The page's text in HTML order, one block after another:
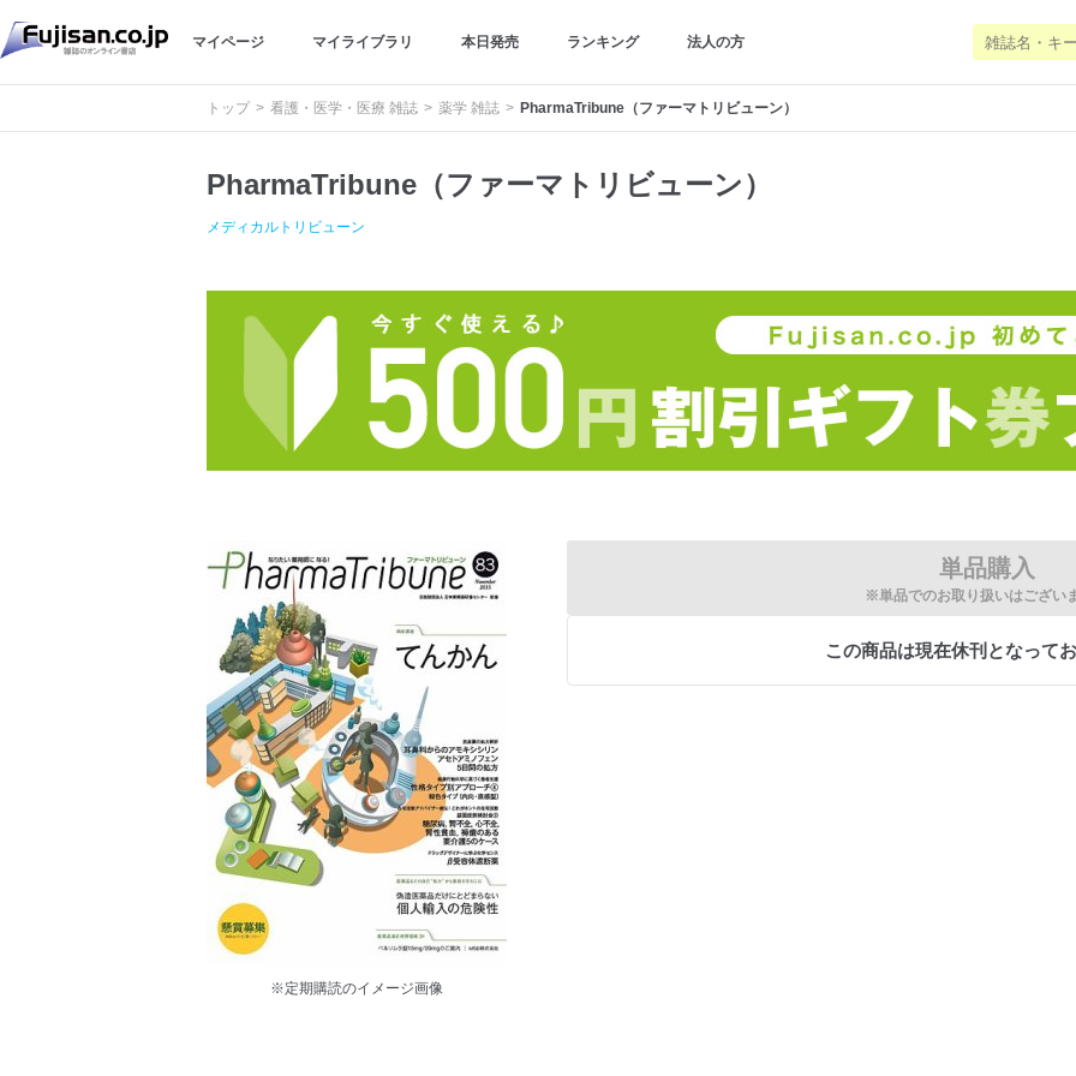
マイページ マイライブラリ 本日発売 ランキング 法人の方
トップ 看護・医学・医療 雑誌 薬学 雑誌 PharmaTribune（ファーマトリビューン）
PharmaTribune（ファーマトリビューン）
メディカルトリビューン
※定期購読のイメージ画像
単品購入
※単品でのお取り扱いはござい
この商品は現在休刊となってお